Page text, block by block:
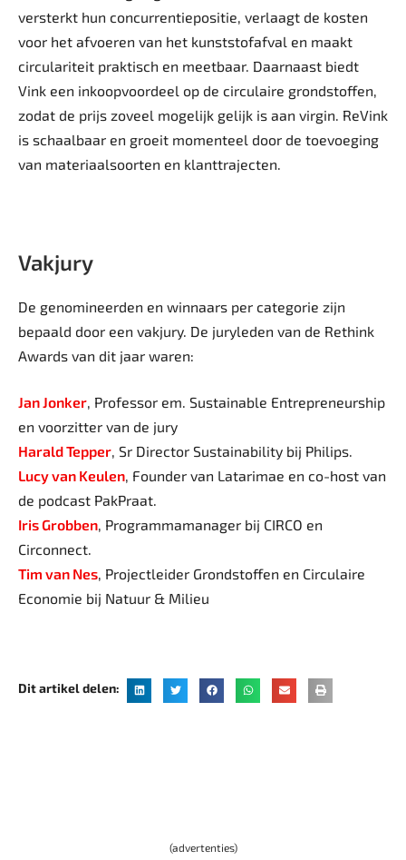
versterkt hun concurrentiepositie, verlaagt de kosten
voor het afvoeren van het kunststofafval en maakt
circulariteit praktisch en meetbaar. Daarnaast biedt
Vink een inkoopvoordeel op de circulaire grondstoffen,
zodat de prijs zoveel mogelijk gelijk is aan virgin. ReVink
is schaalbaar en groeit momenteel door de toevoeging
van materiaalsoorten en klanttrajecten.
Vakjury
De genomineerden en winnaars per categorie zijn
bepaald door een vakjury. De juryleden van de Rethink
Awards van dit jaar waren:
Jan Jonker, Professor em. Sustainable Entrepreneurship
en voorzitter van de jury
Harald Tepper, Sr Director Sustainability bij Philips.
Lucy van Keulen, Founder van Latarimae en co-host van
de podcast PakPraat.
Iris Grobben, Programmamanager bij CIRCO en
Circonnect.
Tim van Nes, Projectleider Grondstoffen en Circulaire
Economie bij Natuur & Milieu
Dit artikel delen:
(advertenties)